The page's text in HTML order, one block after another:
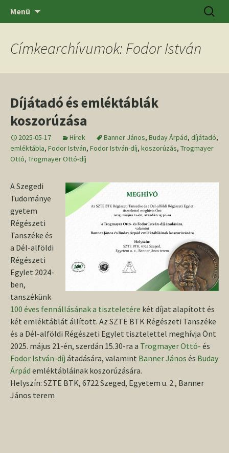
SZTE BTK Régészeti Tanszék
Menü
Címkearchívumok: Fodor István
Díjátadó és emléktáblák
koszorúzása
2025-05-17 Hírek Banner János, Buday Árpád, díjátadó,
emléktábla, Fodor István, Fodor István-díj, koszorúzás, Trogmayer
Ottó, Trogmayer Ottó-díj
A Szegedi
Tudománye
gyetem
Régészeti
Tanszéke és
a Dél-alföldi
Régészeti
Egylet 2024-
ben,
tanszékünk
100 éves fennállásának a tiszteletére két díjat alapított és
két emléktáblát állított. Az SZTE BTK Régészeti Tanszéke
és a Dél-alföldi Régészeti Egylet tisztelettel meghívja Önt
2025. május 21-én, szerdán 15.30-ra a Trogmayer Ottó- és
Fodor István-díj átadására, valamint Banner János és Buday
Árpád emléktábláinak koszorúzására.
Helyszín: SZTE BTK, 6722 Szeged, Egyetem u. 2., Banner
János terem